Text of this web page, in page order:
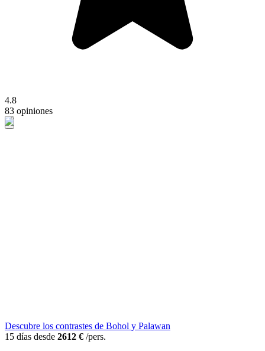
4.8
83 opiniones
Descubre los contrastes de Bohol y Palawan
15 días desde 2612 € /pers.